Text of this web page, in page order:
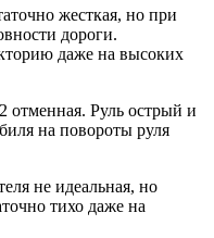
жесткая, но при
дороги.
даже на высоких
отменная. Руль острый и
на повороты руля
не идеальная, но
тихо даже на